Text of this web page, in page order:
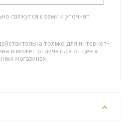
свяжутся с вами и уточнят
только для интернет-
и может отличаться от цен в
магазинах